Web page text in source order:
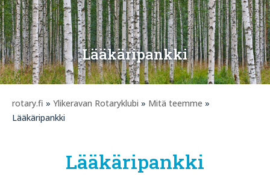
Lääkäripankki
rotary.fi » Ylikeravan Rotaryklubi » Mitä teemme »
Lääkäripankki
Lääkäripankki